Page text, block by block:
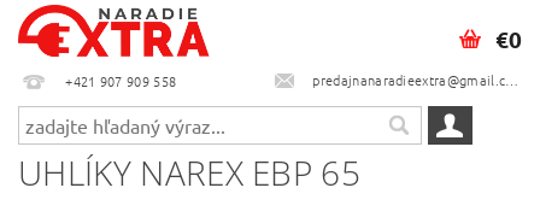
+421 907 909 558 predajnanaradieextra@gmail.com
€0
UHLÍKY NAREX EBP 65